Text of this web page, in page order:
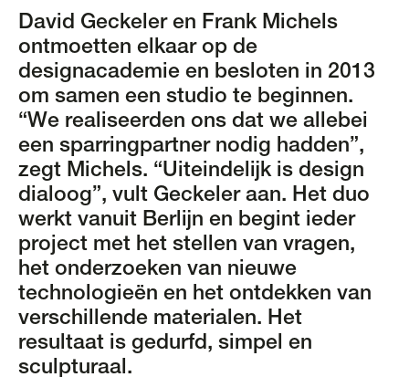
David Geckeler en Frank Michels
ontmoetten elkaar op de
designacademie en besloten in 2013
om samen een studio te beginnen.
“We realiseerden ons dat we allebei
een sparringpartner nodig hadden”,
zegt Michels. “Uiteindelijk is design
dialoog”, vult Geckeler aan. Het duo
werkt vanuit Berlijn en begint ieder
project met het stellen van vragen,
het onderzoeken van nieuwe
technologieën en het ontdekken van
verschillende materialen. Het
resultaat is gedurfd, simpel en
sculpturaal.